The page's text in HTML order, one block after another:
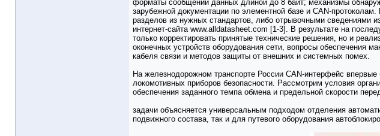
форматы сообщений данных длиной до 8 байт; механизмы
зарубежной документации по элементной базе и CAN-
разделов из нужных стандартов, либо отрывочными сведениями
интернет-сайта www.alldatasheet.com [1-3]. В результате на
только корректировать принятые технические решения, но и
оконечных устройств оборудования сети, вопросы обеспечения
кабеля связи и методов защиты от внешних и системных помех.
На железнодорожном транспорте России CAN-интерфейс
локомотивных приборов безопасности. Рассмотрим условия
обеспечения заданного темпа обмена и предельной скорости
задачи объясняется универсальным подходом отделения
подвижного состава, так и для путевого оборудования